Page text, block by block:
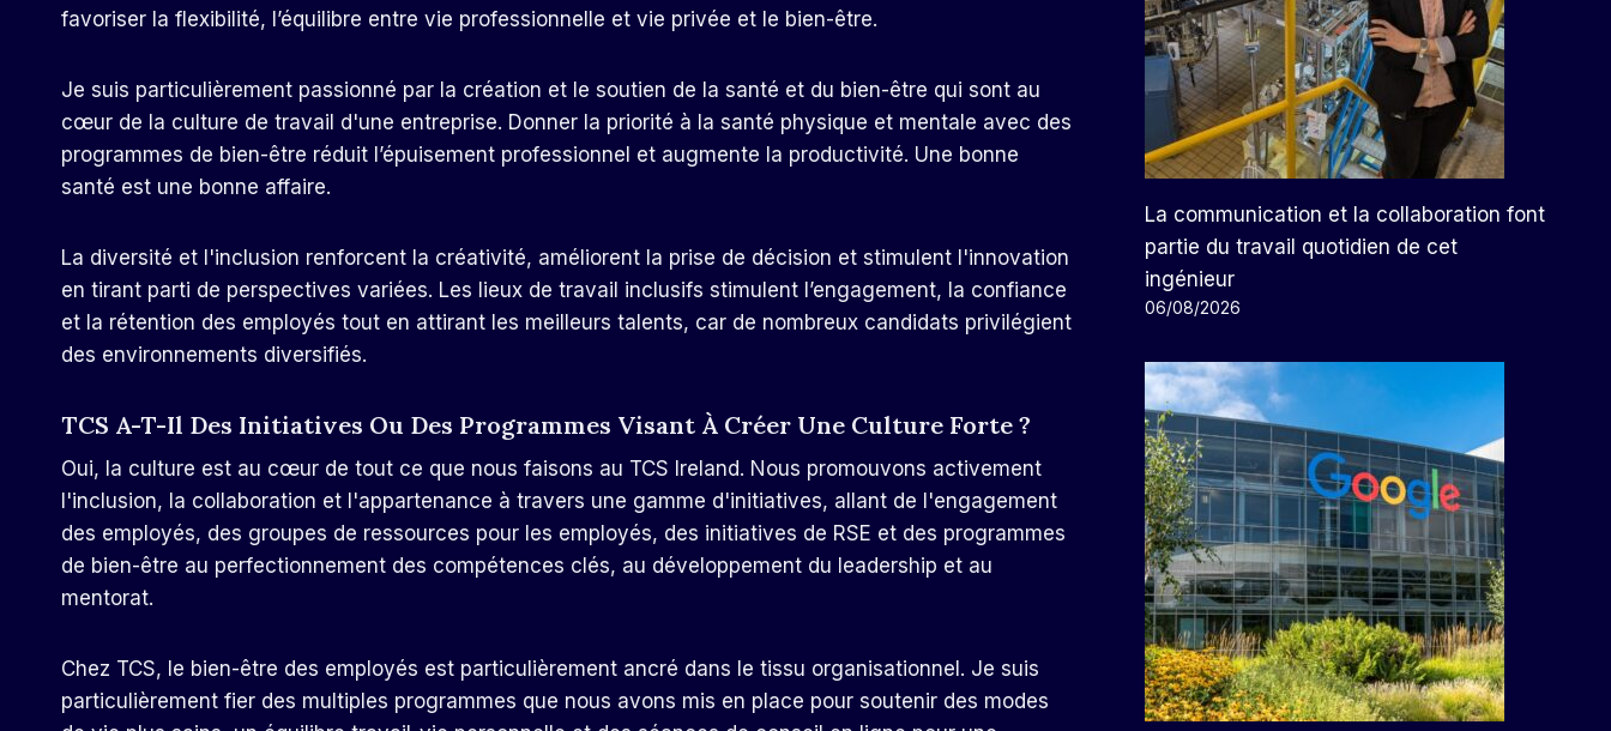
favoriser la flexibilité, l’équilibre entre vie professionnelle et vie privée et le bien-être.
Je suis particulièrement passionné par la création et le soutien de la santé et du bien-être qui sont au
cœur de la culture de travail d'une entreprise. Donner la priorité à la santé physique et mentale avec des
programmes de bien-être réduit l’épuisement professionnel et augmente la productivité. Une bonne
santé est une bonne affaire.
La diversité et l'inclusion renforcent la créativité, améliorent la prise de décision et stimulent l'innovation
en tirant parti de perspectives variées. Les lieux de travail inclusifs stimulent l’engagement, la confiance
et la rétention des employés tout en attirant les meilleurs talents, car de nombreux candidats privilégient
des environnements diversifiés.
TCS A-T-Il Des Initiatives Ou Des Programmes Visant À Créer Une Culture Forte ?
Oui, la culture est au cœur de tout ce que nous faisons au TCS Ireland. Nous promouvons activement
l'inclusion, la collaboration et l'appartenance à travers une gamme d'initiatives, allant de l'engagement
des employés, des groupes de ressources pour les employés, des initiatives de RSE et des programmes
de bien-être au perfectionnement des compétences clés, au développement du leadership et au
mentorat.
Chez TCS, le bien-être des employés est particulièrement ancré dans le tissu organisationnel. Je suis
particulièrement fier des multiples programmes que nous avons mis en place pour soutenir des modes
La communication et la collaboration font
partie du travail quotidien de cet
ingénieur
06/08/2026